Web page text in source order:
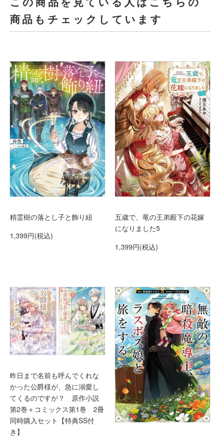
商品もチェックしています
精霊樹の落とし子と飾り紐
1,399円(税込)
五歳で、竜の王弟殿下の花嫁
になりました5
1,399円(税込)
昨日まで名前も呼んでくれな
かった公爵様が、急に溺愛し
てくるのですが？ 原作小説
第2巻＋コミックス第1巻 2冊
同時購入セット【特典SS付
き】